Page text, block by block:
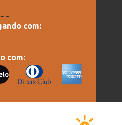
com:
com: